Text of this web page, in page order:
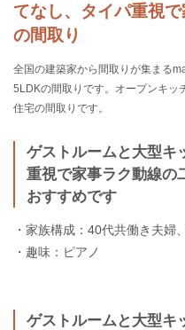
てなし、タイパ重視
の間取り
全国の建築家から間取りが集まる
5LDKの間取りです。オープンキッ
住宅の間取りです。
ゲストルームと大型キ
重視で家事ラク動線の
おすすめです
・家族構成：40代共働き夫婦
・趣味：ピアノ
ゲストルームと大型キ